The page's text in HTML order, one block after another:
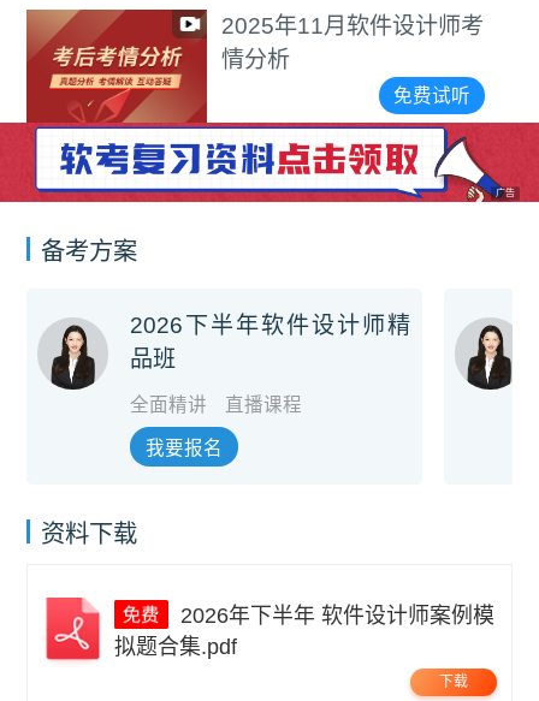
2025年11月软件设计师考
情分析
免费试听
广告
备考方案
2026下半年软件设计师精
品班
全面精讲 直播课程
我要报名
资料下载
拟题合集.pdf
下载